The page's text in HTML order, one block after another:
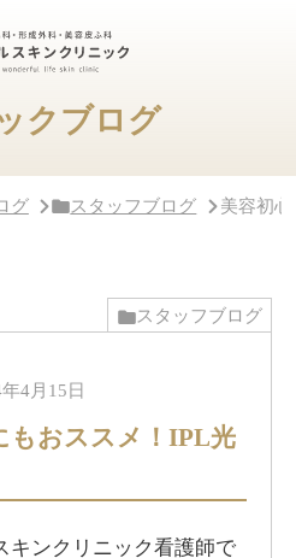
クブログ
グ スタッフブログ 美容初
スタッフブログ
4月15日
もおススメ！IPL光
キンクリニック看護師で